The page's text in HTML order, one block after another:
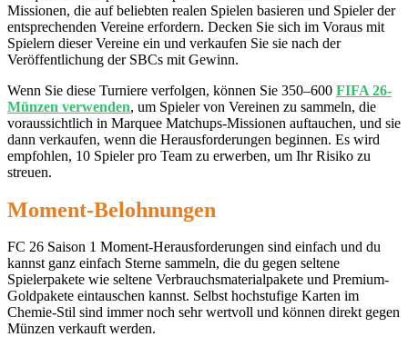
Missionen, die auf beliebten realen Spielen basieren und Spieler der
entsprechenden Vereine erfordern. Decken Sie sich im Voraus mit
Spielern dieser Vereine ein und verkaufen Sie sie nach der
Veröffentlichung der SBCs mit Gewinn.
Wenn Sie diese Turniere verfolgen, können Sie 350–600 FIFA 26-
Münzen verwenden, um Spieler von Vereinen zu sammeln, die
voraussichtlich in Marquee Matchups-Missionen auftauchen, und sie
dann verkaufen, wenn die Herausforderungen beginnen. Es wird
empfohlen, 10 Spieler pro Team zu erwerben, um Ihr Risiko zu
streuen.
Moment-Belohnungen
FC 26 Saison 1 Moment-Herausforderungen sind einfach und du
kannst ganz einfach Sterne sammeln, die du gegen seltene
Spielerpakete wie seltene Verbrauchsmaterialpakete und Premium-
Goldpakete eintauschen kannst. Selbst hochstufige Karten im
Chemie-Stil sind immer noch sehr wertvoll und können direkt gegen
Münzen verkauft werden.